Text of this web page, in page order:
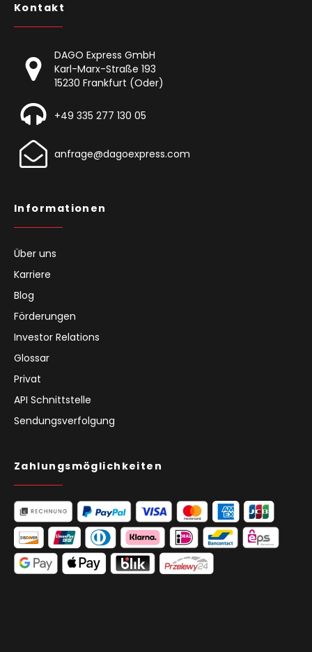
Kontakt
DAGO Express GmbH
Karl-Marx-Straße 193
15230 Frankfurt (Oder)
+49 335 277 130 05
anfrage@dagoexpress.com
Informationen
Über uns
Karriere
Blog
Förderungen
Investor Relations
Glossar
Privat
API Schnittstelle
Sendungsverfolgung
Zahlungsmöglichkeiten